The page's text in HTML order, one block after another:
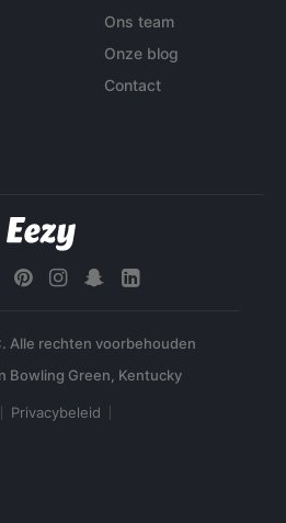
Ons team
Onze blog
Contact
Alle rechten voorbehouden
Privacybeleid